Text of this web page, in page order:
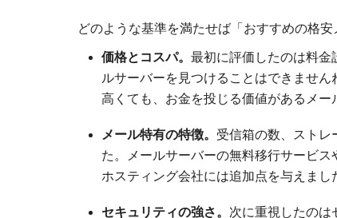
どのような基準を満たせば「おすすめの格
価格とコスパ。 最初に評価したのは料金
ルサーバーを見つけることはできませ
高くても、お金を投じる価値があるメー
メール特有の特徴。 受信箱の数、ストレ
た。メールサーバーの無料移行サービ
ホスティング会社には追加点を与えまし
セキュリティの強さ。 次に重視したのは